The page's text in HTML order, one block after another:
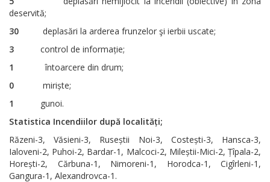
deservită;
30 deplasări la arderea frunzelor şi ierbii uscate;
3 control de informație;
1
întoarcere din drum;
0 miriște;
1
gunoi.
Statistica Incendiilor după localități;
Răzeni-3, Văsieni-3, Ruseștii Noi-3, Costești-3, Hansca-3,
Ialoveni-2, Puhoi-2, Bardar-1, Malcoci-2, Mileștii-Mici-2, Țîpala-2,
Horești-2, Cărbuna-1, Nimoreni-1, Horodca-1, Cigîrleni-1,
Gangura-1, Alexandrovca-1.